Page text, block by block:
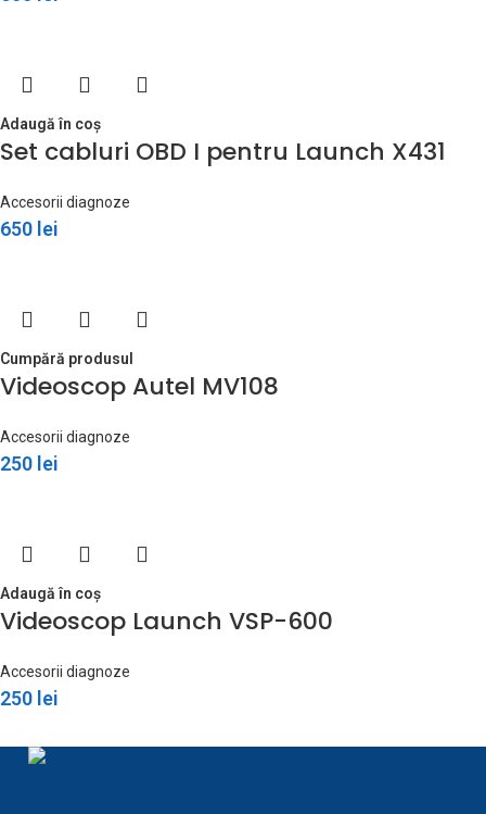
Adaugă în coș
Set cabluri OBD I pentru Launch X431
Accesorii diagnoze
650 lei
Cumpără produsul
Videoscop Autel MV108
Accesorii diagnoze
250 lei
Adaugă în coș
Videoscop Launch VSP-600
Accesorii diagnoze
250 lei